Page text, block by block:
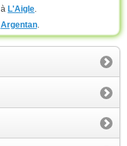
à L'Aigle.
Argentan.